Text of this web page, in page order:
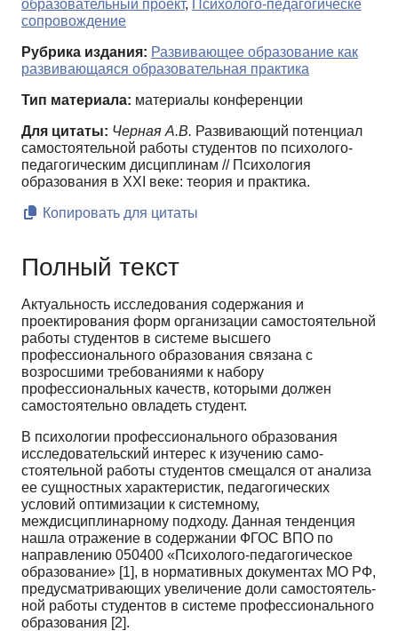
образовательный проект, Психолого-педагогическе
сопровождение
Рубрика издания: Развивающее образование как
развивающаяся образовательная практика
Тип материала: материалы конференции
Для цитаты: Черная А.В. Развивающий потенциал
самостоятельной работы студентов по психолого-
педагогическим дисциплинам // Психология
образования в XXI веке: теория и практика.
Копировать для цитаты
Полный текст
Актуальность исследования содержания и
проектирования форм организации самостоятель­ной
работы студентов в системе высшего
профессионального образования связана с
возросшими тре­бованиями к набору
профессиональных качеств, которыми должен
самостоятельно овладеть студент.
В психологии профессионального образования
исследовательский интерес к изучению само­
стоятельной работы студентов смещался от анализа
ее сущностных характеристик, педагогических
условий оптимизации к системному,
междисциплинарному подходу. Данная тенденция
нашла от­ражение в содержании ФГОС ВПО по
направлению 050400 «Психолого-педагогическое
образова­ние» [1], в нормативных документах МО РФ,
предусматривающих увеличение доли самостоятель­
ной работы студентов в системе профессионального
образования [2].